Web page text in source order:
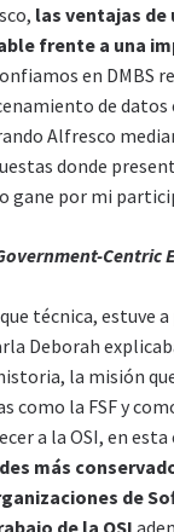
las ventajas de
frente a una
en DMBS
de datos
Alfresco
donde
gane por mi
Centric
técnica, estuve
Deborah
la misión
como la FSF y
a la OSI, en esta
más
de
de la OSI